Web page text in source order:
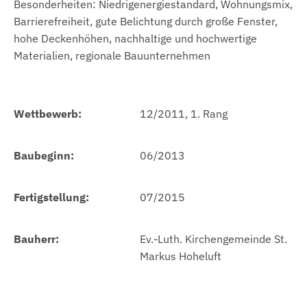
Besonderheiten: Niedrigenergiestandard, Wohnungsmix,
Barrierefreiheit, gute Belichtung durch große Fenster,
hohe Deckenhöhen, nachhaltige und hochwertige
Materialien, regionale Bauunternehmen
Wettbewerb: 12/2011, 1. Rang
Baubeginn: 06/2013
Fertigstellung: 07/2015
Bauherr:
Ev.-Luth. Kirchengemeinde St.
Markus Hoheluft